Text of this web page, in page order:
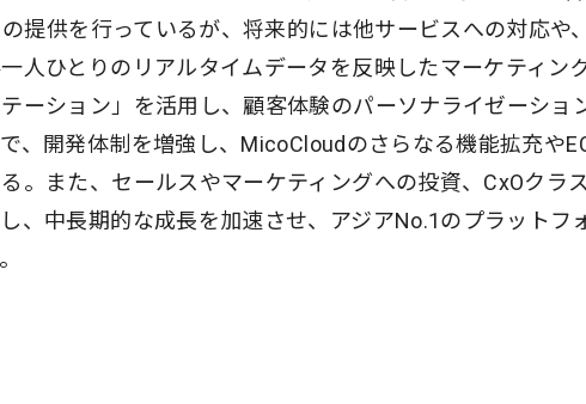
提供を行っているが、将来的には他サービスへの対応や
人ひとりのリアルタイムデータを反映したマーケティン
ーション」を活用し、顧客体験のパーソナライゼーショ
、開発体制を増強し、MicoCloudのさらなる機能拡充や
。また、セールスやマーケティングへの投資、CxOクラ
、中長期的な成長を加速させ、アジアNo.1のプラットフ